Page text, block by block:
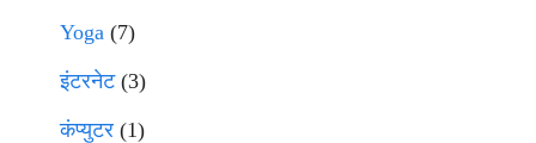
Yoga (7)
इंटरनेट(3)
कंप्युटर (1)